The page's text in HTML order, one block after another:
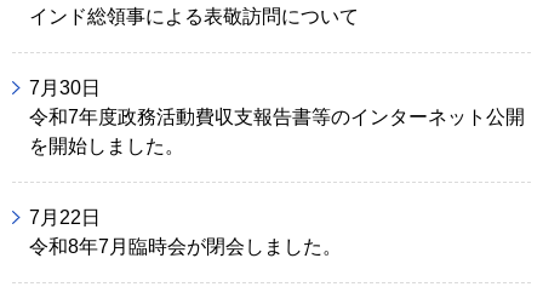
インド総領事による表敬訪問について
7月30日
令和7年度政務活動費収支報告書等のインターネット公開
を開始しました。
7月22日
令和8年7月臨時会が閉会しました。